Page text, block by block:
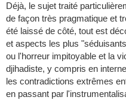
Déjà, le sujet traité
de façon très pragmatique et
été laissé de côté, tout est
et aspects les plus
ou l'horreur impitoyable et la
djihadiste, y compris en
les contradictions extrêmes
en passant par